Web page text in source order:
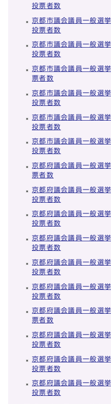
投票者数
京都市議会議員一般選
投票者数
京都市議会議員一般選
投票者数
京都市議会議員一般選
票者数
京都市議会議員一般選
投票者数
京都市議会議員一般選
投票者数
京都市議会議員一般選
投票者数
京都府議会議員一般選
票者数
京都府議会議員一般選
投票者数
京都府議会議員一般選
投票者数
京都府議会議員一般選
投票者数
京都府議会議員一般選
投票者数
京都府議会議員一般選
投票者数
京都府議会議員一般選
票者数
京都府議会議員一般選
投票者数
京都府議会議員一般選
投票者数
京都府議会議員一般選
投票者数